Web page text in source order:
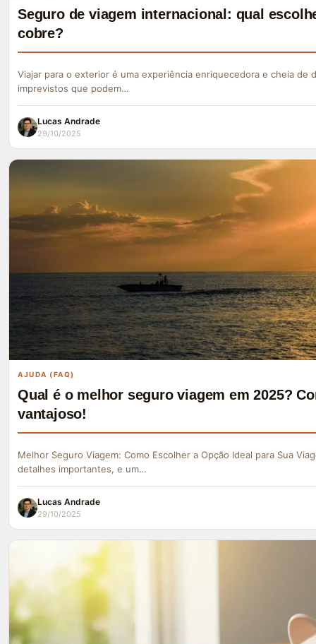
Seguro de viagem internacional: qual
cobre?
Viajar para o exterior é uma experiência enriquecedora e cheia de
imprevistos que podem…
Lucas Andrade
29/10/2025
AJUDA (FAQ)
Qual é o melhor seguro viagem em 2025?
vantajoso!
Melhor Seguro Viagem: Como Escolher a Opção Ideal para Sua
detalhes importantes, e um…
Lucas Andrade
29/10/2025